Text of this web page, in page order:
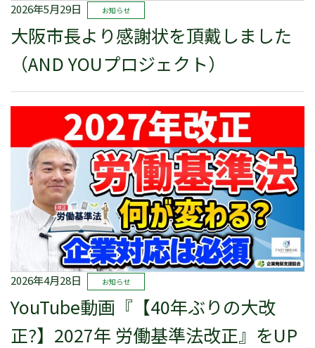
2026年5月29日 お知らせ
大阪市長より感謝状を頂戴しました
（AND YOUプロジェクト）
2026年4月28日 お知らせ
YouTube動画『【40年ぶりの大改
正?】2027年 労働基準法改正』をUP